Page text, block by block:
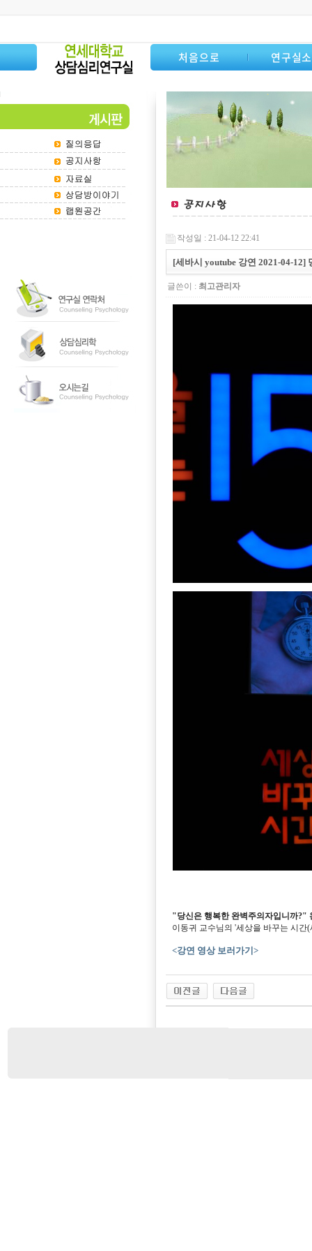
처음으로 연구실
작성일 : 21-04-12 22:41
[세바시 youtube 강연 2021-04-12]
글쓴이 : 최고관리자
"당신은 행복한 완벽주의자입니까?"
이동귀 교수님의 '세상을 바꾸는 시간
<강연 영상 보러가기>